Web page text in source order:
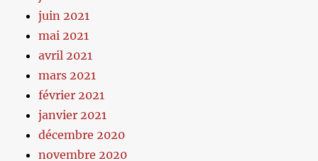
juin 2021
mai 2021
avril 2021
mars 2021
février 2021
janvier 2021
décembre 2020
novembre 2020